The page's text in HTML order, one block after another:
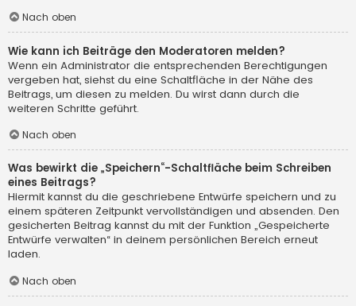
Nach oben
Wie kann ich Beiträge den Moderatoren melden?
Wenn ein Administrator die entsprechenden Berechtigungen
vergeben hat, siehst du eine Schaltfläche in der Nähe des
Beitrags, um diesen zu melden. Du wirst dann durch die
weiteren Schritte geführt.
Nach oben
Was bewirkt die „Speichern“-Schaltfläche beim Schreiben
eines Beitrags?
Hiermit kannst du die geschriebene Entwürfe speichern und zu
einem späteren Zeitpunkt vervollständigen und absenden. Den
gesicherten Beitrag kannst du mit der Funktion „Gespeicherte
Entwürfe verwalten“ in deinem persönlichen Bereich erneut
laden.
Nach oben